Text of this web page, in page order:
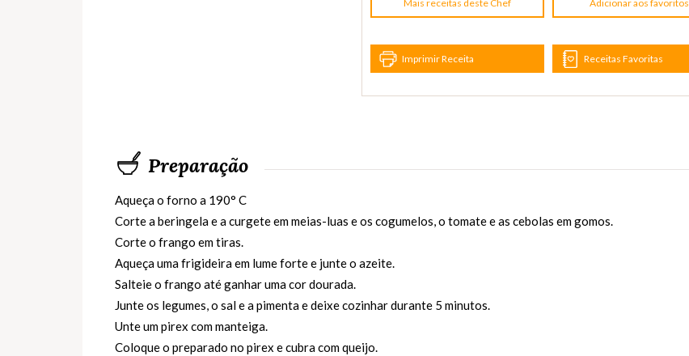
Mais receitas deste Chef Adicionar aos favoritos
Imprimir Receita Receitas Favoritas
Preparação
Aqueça o forno a 190° C
Corte a beringela e a curgete em meias-luas e os cogumelos, o tomate e as cebolas em gomos.
Corte o frango em tiras.
Aqueça uma frigideira em lume forte e junte o azeite.
Salteie o frango até ganhar uma cor dourada.
Junte os legumes, o sal e a pimenta e deixe cozinhar durante 5 minutos.
Unte um pirex com manteiga.
Coloque o preparado no pirex e cubra com queijo.